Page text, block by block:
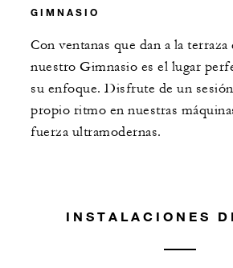
GIMNASIO
Con ventanas que dan a la
nuestro Gimnasio es el lugar
su enfoque. Disfrute de un
propio ritmo en nuestras
fuerza ultramodernas.
INSTALACIONES